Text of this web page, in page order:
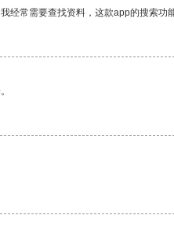
常需要查找资料，这款app的搜索功